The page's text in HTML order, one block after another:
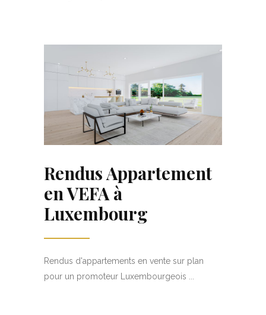
Rendus Appartement
en VEFA à
Luxembourg
Rendus d'appartements en vente sur plan
pour un promoteur Luxembourgeois ...